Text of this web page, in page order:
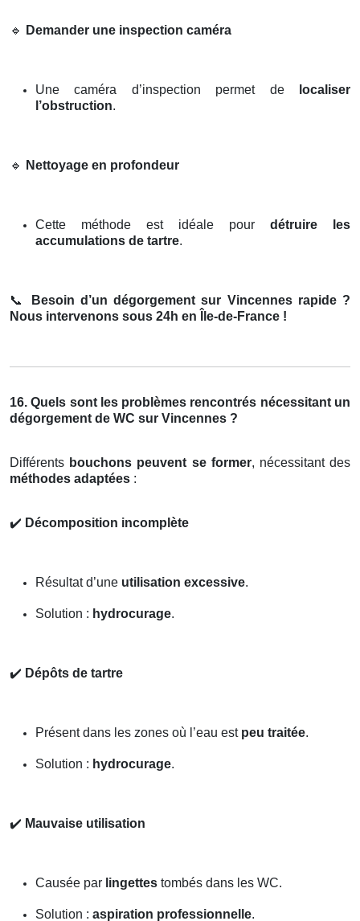
🔹 Demander une inspection caméra
Une caméra d’inspection permet de
localiser
l’obstruction.
🔹 Nettoyage en profondeur
Cette méthode est idéale pour détruire les
accumulations de tartre.
📞
Besoin d’un dégorgement sur Vincennes rapide ?
Nous intervenons sous 24h en Île-de-France !
16. Quels sont les problèmes rencontrés nécessitant un
dégorgement de WC sur Vincennes ?
Différents bouchons peuvent se former, nécessitant des
méthodes adaptées :
✔️ Décomposition incomplète
Résultat d’une utilisation excessive.
Solution : hydrocurage.
✔️ Dépôts de tartre
Présent dans les zones où l’eau est peu traitée.
Solution : hydrocurage.
✔️ Mauvaise utilisation
Causée par lingettes tombés dans les WC.
Solution : aspiration professionnelle.